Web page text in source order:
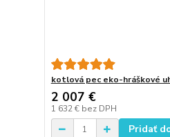
kotlová pec eko-hráškové
2 007 €
1 632 € bez DPH
Pridať